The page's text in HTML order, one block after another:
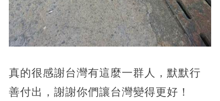
真的很感謝台灣有這麼一群人，默默行
善付出，謝謝你們讓台灣變得更好！